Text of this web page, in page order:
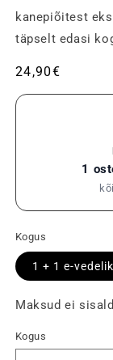
kanepiõitest
täpselt edasi
Tavaline
hind
24,90€
1
Kogus
1 + 1 e-vedelik
Maksud ei
Kogus